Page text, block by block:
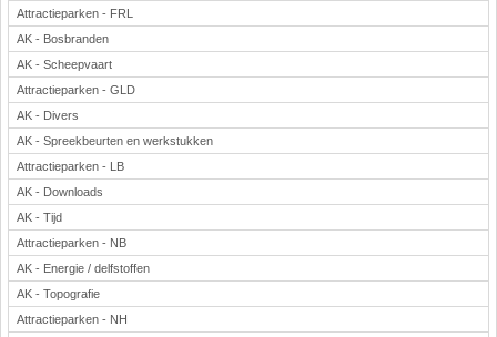
Attractieparken - FRL
AK - Bosbranden
AK - Scheepvaart
Attractieparken - GLD
AK - Divers
AK - Spreekbeurten en werkstukken
Attractieparken - LB
AK - Downloads
AK - Tijd
Attractieparken - NB
AK - Energie / delfstoffen
AK - Topografie
Attractieparken - NH